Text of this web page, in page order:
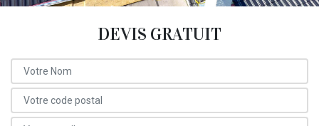
DEVIS GRATUIT